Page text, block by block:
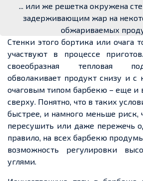
... или же решетка окружена
задерживающим жар на
обжариваемых
Стенки этого бортика или очага
участвуют в процессе
своеобразная тепловая
обволакивает продукт снизу и с
очаговым типом барбекю – еще и
сверху. Понятно, что в таких
быстрее, и намного меньше риск,
пересушить или даже пережечь
правило, на всех барбекю
возможность регулировки
углями.